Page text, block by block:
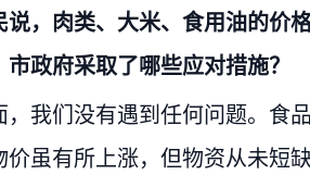
，肉类、大米、食用油的价
政府采取了哪些应对措施？
我们没有遇到任何问题。食
虽有所上涨，但物资从未短